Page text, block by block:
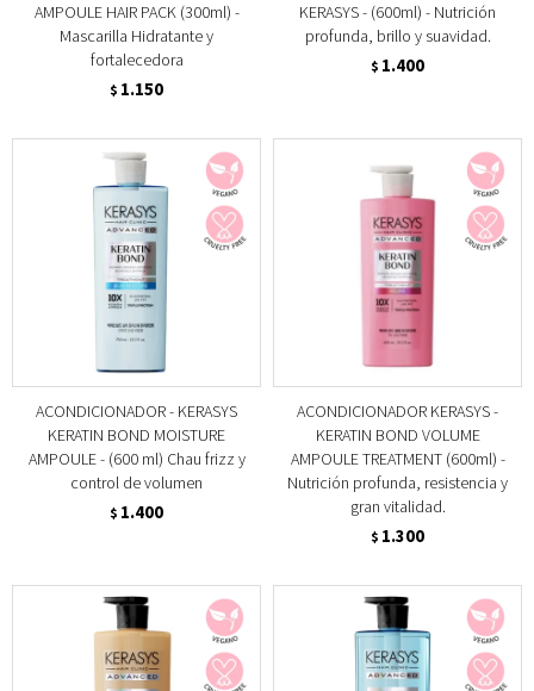
AMPOULE HAIR PACK (300ml) -
Mascarilla Hidratante y
fortalecedora
$ 1.150
KERASYS - (600ml) - Nutrición
profunda, brillo y suavidad.
$ 1.400
ACONDICIONADOR - KERASYS
KERATIN BOND MOISTURE
AMPOULE - (600 ml) Chau frizz y
control de volumen
$ 1.400
ACONDICIONADOR KERASYS -
KERATIN BOND VOLUME
AMPOULE TREATMENT (600ml) -
Nutrición profunda, resistencia y
gran vitalidad.
$ 1.300